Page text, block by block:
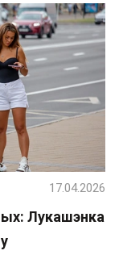
Лукашэнка
17.04.2026